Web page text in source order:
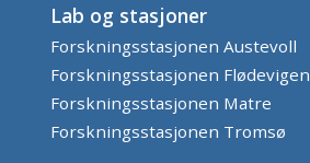
Lab og stasjoner
Forskningsstasjonen Austevoll
Forskningsstasjonen Flødevigen
Forskningsstasjonen Matre
Forskningsstasjonen Tromsø